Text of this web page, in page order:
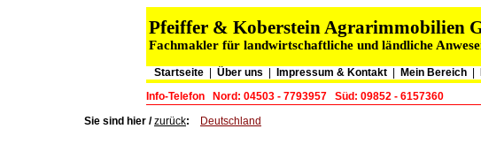
Pfeiffer & Koberstein Agrarimmobilien
Fachmakler für landwirtschaftliche und ländliche
Startseite| Über uns Impressum & Kontakt| Mein Bereich
Info-Telefon
Nord: 04503 - 7793957 Süd: 09852 - 6157360
Sie sind hier /zurück: Deutschland